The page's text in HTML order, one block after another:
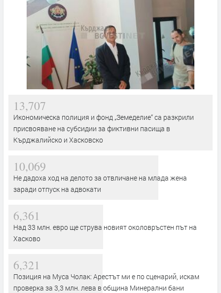
13,707
Икономическа полиция и фонд „Земеделие“ са разкрили
присвояване на субсидии за фиктивни пасища в
Кърджалийско и Хасковско
10,069
Не дадоха ход на делото за отвличане на млада жена
заради отпуск на адвокати
6,361
Над 33 млн. евро ще струва новият околовръстен път на
Хасково
6,321
Позиция на Муса Чолак: Арестът ми е по сценарий, искам
проверка за 3,3 млн. лева в община Минерални бани